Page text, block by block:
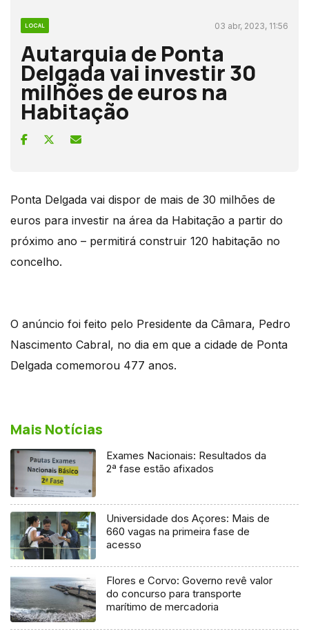
LOCAL 03 abr, 2023, 11:56
Autarquia de Ponta
Delgada vai investir 30
milhões de euros na
Habitação
Ponta Delgada vai dispor de mais de 30 milhões de
euros para investir na área da Habitação a partir do
próximo ano – permitirá construir 120 habitação no
concelho.
O anúncio foi feito pelo Presidente da Câmara, Pedro
Nascimento Cabral, no dia em que a cidade de Ponta
Delgada comemorou 477 anos.
Mais Notícias
Exames Nacionais: Resultados da
2ª fase estão afixados
Universidade dos Açores: Mais de
660 vagas na primeira fase de
acesso
Flores e Corvo: Governo revê valor
do concurso para transporte
marítimo de mercadoria